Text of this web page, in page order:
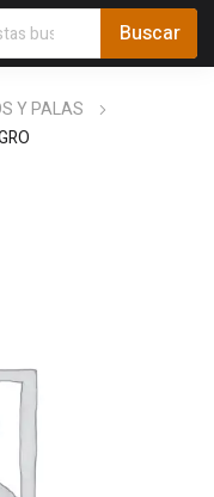
Y PALAS